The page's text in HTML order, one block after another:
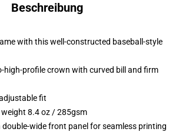
Beschreibung
with this well-constructed baseball-style
high-profile crown with curved bill and firm
fit
weight 8.4 oz / 285gsm
double-wide front panel for seamless printing